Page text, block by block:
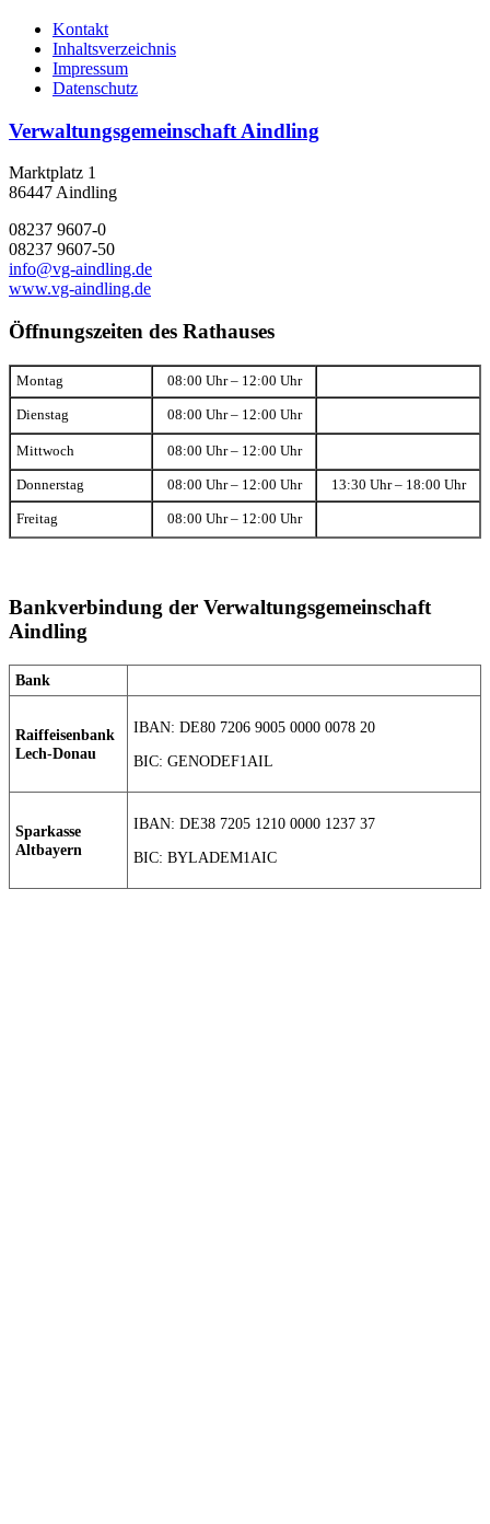
Kontakt
Inhaltsverzeichnis
Impressum
Datenschutz
Verwaltungsgemeinschaft Aindling
Marktplatz 1
86447 Aindling
08237 9607-0
08237 9607-50
info@vg-aindling.de
www.vg-aindling.de
Öffnungszeiten des Rathauses
Montag 08:00 Uhr – 12:00 Uhr
Dienstag 08:00 Uhr – 12:00 Uhr
Mittwoch 08:00 Uhr – 12:00 Uhr
Donnerstag 08:00 Uhr – 12:00 Uhr 13:30 Uhr – 18:00 Uhr
Freitag 08:00 Uhr – 12:00 Uhr
Bankverbindung der Verwaltungsgemeinschaft
Aindling
Bank
Raiffeisenbank
Lech-Donau
IBAN: DE80 7206 9005 0000 0078 20
BIC: GENODEF1AIL
Sparkasse
Altbayern
IBAN: DE38 7205 1210 0000 1237 37
BIC: BYLADEM1AIC